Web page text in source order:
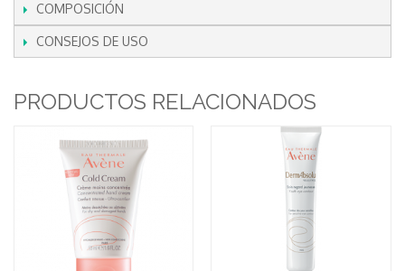
COMPOSICIÓN
CONSEJOS DE USO
PRODUCTOS RELACIONADOS